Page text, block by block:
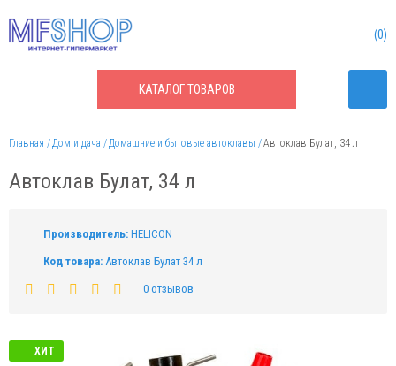
КАТАЛОГТОВАРОВ
0
Главная Дом и дача Домашние и бытовые автоклавы Автоклав Булат, 34 л
Автоклав Булат, 34 л
Производитель: HELICON
Код товара: Автоклав Булат 34 л
0 отзывов
ХИТ